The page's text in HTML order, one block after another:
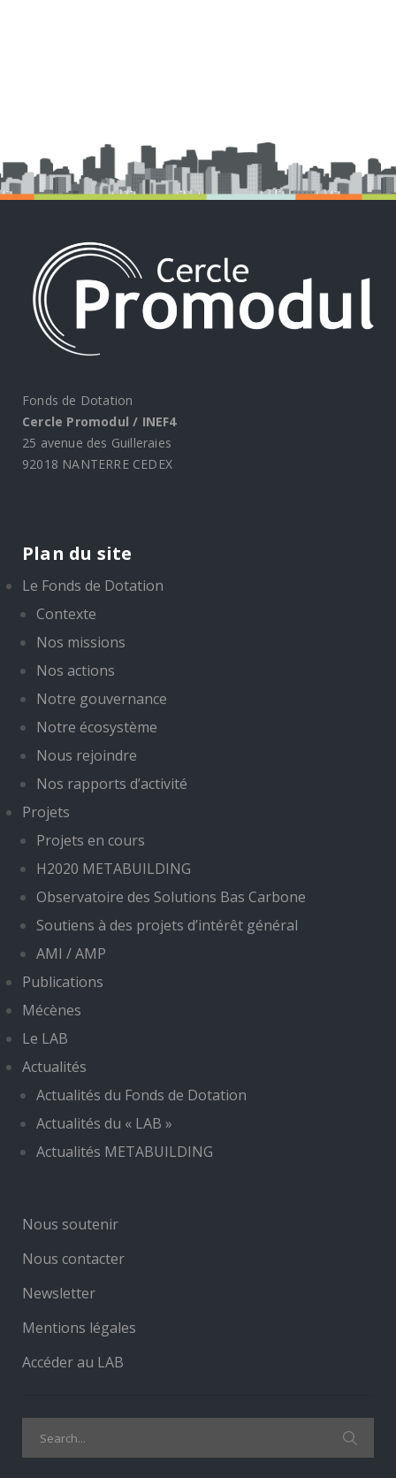
Fonds de Dotation
Cercle Promodul / INEF4
25 avenue des Guilleraies
92018 NANTERRE CEDEX
Plan du site
Le Fonds de Dotation
Contexte
Nos missions
Nos actions
Notre gouvernance
Notre écosystème
Nous rejoindre
Nos rapports d’activité
Projets
Projets en cours
H2020 METABUILDING
Observatoire des Solutions Bas Carbone
Soutiens à des projets d’intérêt général
AMI / AMP
Publications
Mécènes
Le LAB
Actualités
Actualités du Fonds de Dotation
Actualités du « LAB »
Actualités METABUILDING
Nous soutenir
Nous contacter
Newsletter
Mentions légales
Accéder au LAB
for: